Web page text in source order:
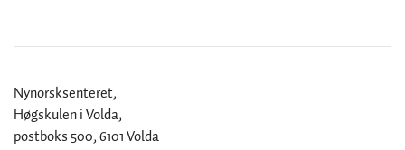
Nynorsksenteret,
Høgskulen i Volda,
postboks 500, 6101 Volda